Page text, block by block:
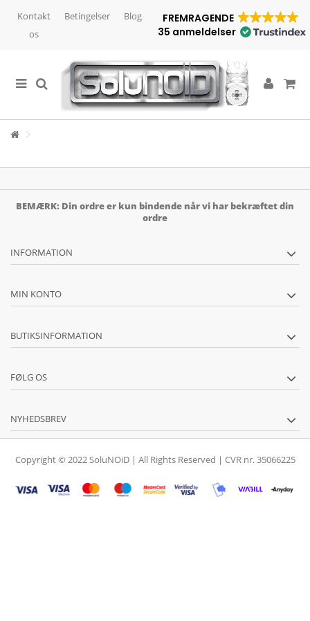
Betingelser Blog
Kontakt
os
FREMRAGENDE
35 anmeldelser
BEMÆRK: Din ordre er kun bindende når vi har bekræftet din
ordre
INFORMATION
MIN KONTO
BUTIKSINFORMATION
FØLG OS
NYHEDSBREV
Copyright © 2022 SoluNOiD | All Rights Reserved | CVR nr. 35066225